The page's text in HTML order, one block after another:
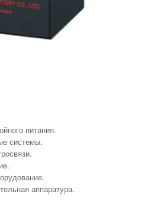
питания.
системы.
аппаратура.